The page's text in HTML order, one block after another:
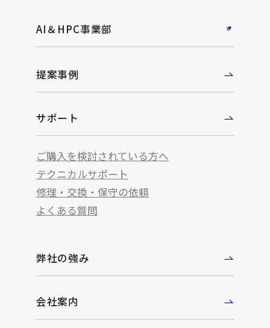
AI＆HPC事業部
提案事例
サポート
ご購入を検討されている方へ
テクニカルサポート
修理・交換・保守の依頼
よくある質問
弊社の強み
会社案内